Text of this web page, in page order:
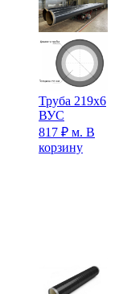
Труба 219х6
ВУС
817 ₽ м. В
корзину